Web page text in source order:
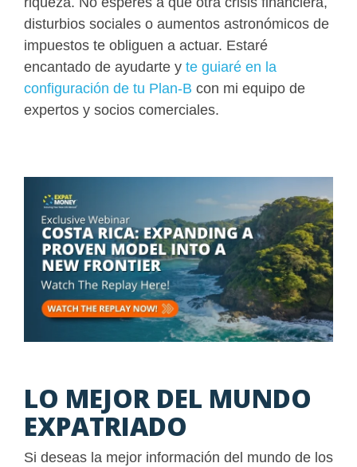
disturbios sociales o aumentos astronómicos de
impuestos te obliguen a actuar. Estaré
encantado de ayudarte y te guiaré en la
configuración de tu Plan-B con mi equipo de
expertos y socios comerciales.
LO MEJOR DEL MUNDO
EXPATRIADO
Si deseas la mejor información del mundo de los